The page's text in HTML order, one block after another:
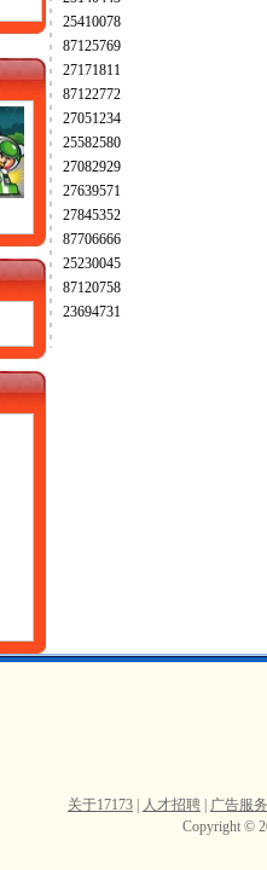
25410078
87125769
27171811
87122772
27051234
25582580
27082929
27639571
27845352
87706666
25230045
87120758
23694731
关于17173 人才招聘
广告服务
Copyright ©